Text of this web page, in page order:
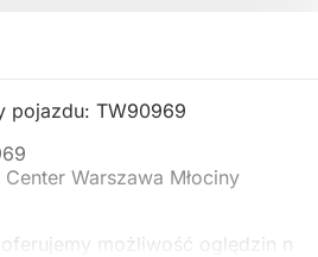
pojazdu: TW90969
Warszawa Młociny
oferujemy możliwość oględzin n